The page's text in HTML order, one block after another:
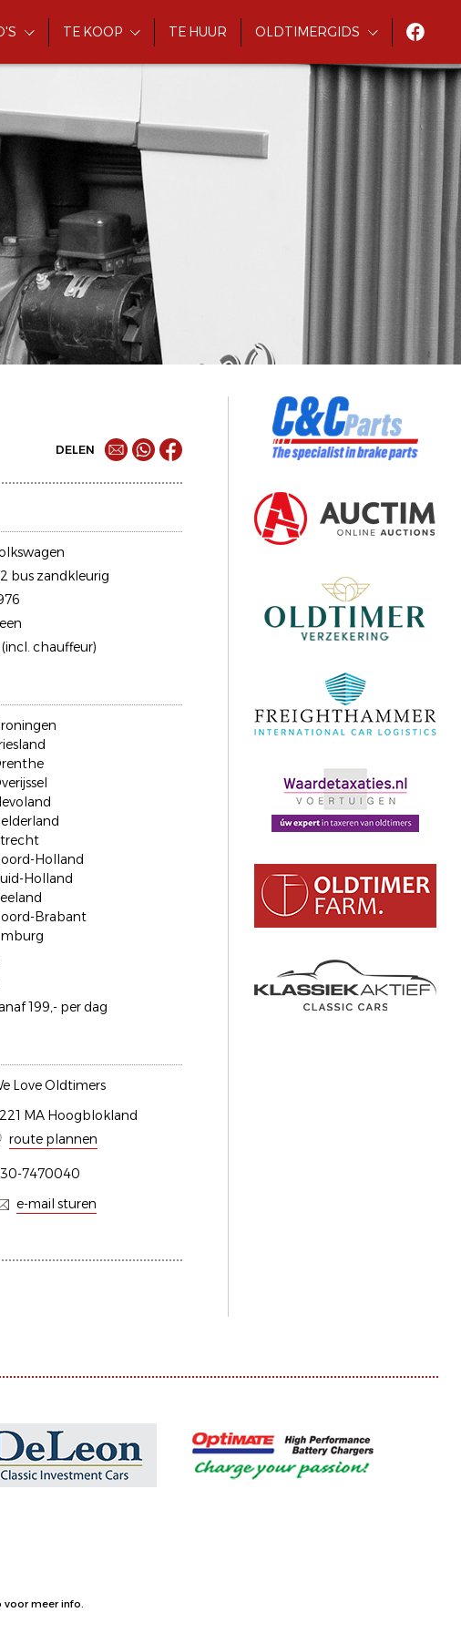
TE KOOP TE HUUR OLDTIMERGIDS
DELEN
bus zandkleurig
(incl. chauffeur)
Holland
Holland
Brabant
199,- per dag
Love Oldtimers
MA Hoogblokland
route plannen
7470040
e-mail sturen
voor meer info.